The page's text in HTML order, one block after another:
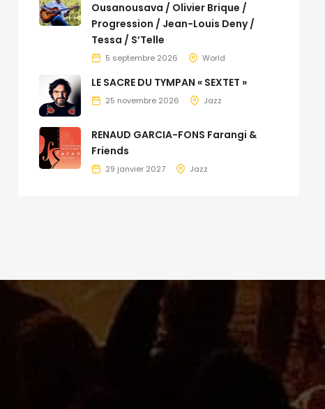
Ousanousava / Olivier Brique /
Progression / Jean-Louis Deny /
Tessa / S’Telle
5 septembre 2026 World
LE SACRE DU TYMPAN « SEXTET »
25 novembre 2026 Jazz
RENAUD GARCIA-FONS Farangi &
Friends
29 janvier 2027 Jazz